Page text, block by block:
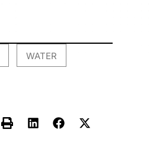
WATER